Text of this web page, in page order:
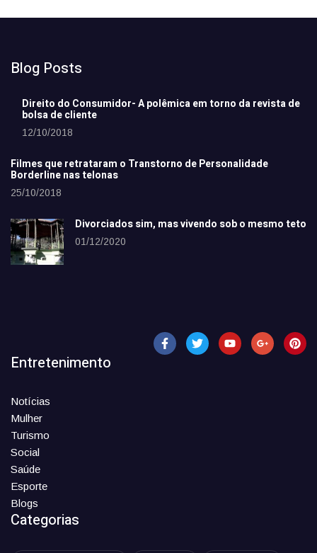
Blog Posts
Direito do Consumidor- A polêmica em torno da revista de
bolsa de cliente
12/10/2018
Filmes que retrataram o Transtorno de Personalidade
Borderline nas telonas
25/10/2018
Divorciados sim, mas vivendo sob o mesmo teto
01/12/2020
Entretenimento
Notícias
Mulher
Turismo
Social
Saúde
Esporte
Blogs
Categorias